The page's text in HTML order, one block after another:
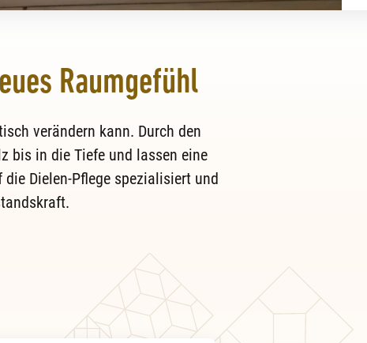
Raumgefühl
verändern kann. Durch den
bis in die Tiefe und lassen eine
Dielen-Pflege spezialisiert und